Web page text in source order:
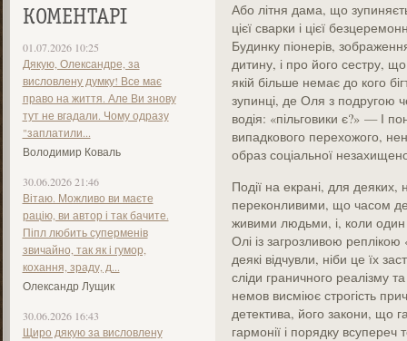
КОМЕНТАРІ
01.07.2026 10:25
Дякую, Олександре, за
висловлену думку! Все має
право на життя. Але Ви знову
тут не вгадали. Чому одразу
"заплатили...
Володимир Коваль
30.06.2026 21:46
Вітаю. Можливо ви маєте
рацію, ви автор і так бачите.
Піпл любить суперменів
звичайно, так як і гумор,
кохання, зраду, д...
Олександр Лущик
30.06.2026 16:43
Щиро дякую за висловлену
Або літня дама, що
цієї сварки і цієї
Будинку піонерів,
дитину, і про його сестру,
якій більше немає до кого
зупинці, де Оля з подругою
водія: «пільговики є?» — І
випадкового перехожого,
образ соціальної
Події на екрані, для деяких,
переконливими, що часом
живими людьми, і, коли один
Олі із загрозливою
деякі відчувли, ніби це їх
сліди граничного реалізму
немов висміює строгість
детектива, його закони, що
гармонії і порядку